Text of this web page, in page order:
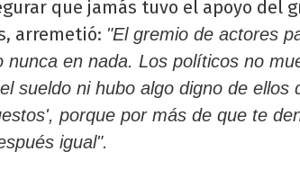
que jamás tuvo el apoyo del
arremetió: "El gremio de actores
nunca en nada. Los políticos no
sueldo ni hubo algo digno de ellos
porque por más de que te
igual".